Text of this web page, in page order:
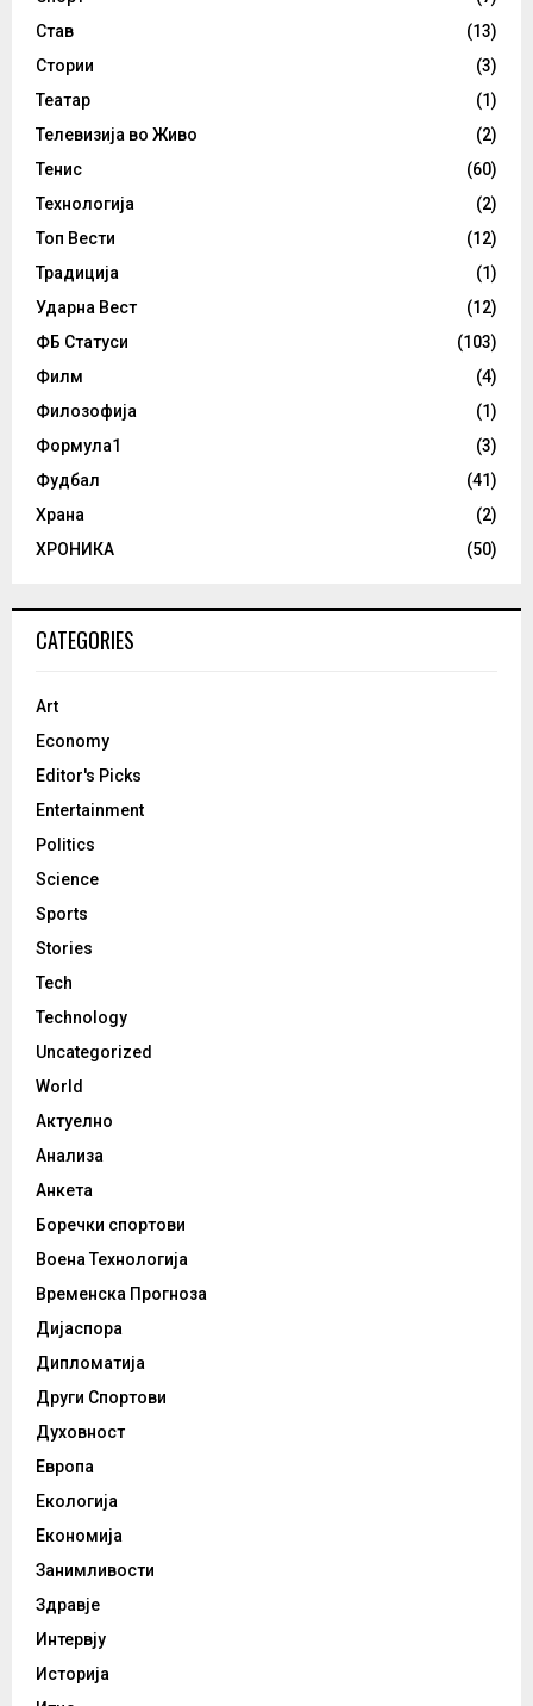
Став
(13)
Стории
(3)
Театар
(1)
Телевизија во Живо
(2)
Тенис
(60)
Технологија
(2)
Топ Вести
(12)
Традиција
(1)
Ударна Вест
(12)
ФБ Статуси
(103)
Филм
(4)
Филозофија
(1)
Формула1
(3)
Фудбал
(41)
Храна
(2)
ХРОНИКА
(50)
CATEGORIES
Art
Economy
Editor's Picks
Entertainment
Politics
Science
Sports
Stories
Tech
Technology
Uncategorized
World
Актуелно
Анализа
Анкета
Боречки спортови
Воена Технологија
Временска Прогноза
Дијаспора
Дипломатија
Други Спортови
Духовност
Европа
Екологија
Економија
Занимливости
Здравје
Интервју
Историја